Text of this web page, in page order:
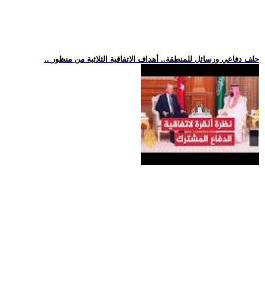
.. حلف دفاعي ورسائل للمنطقة.. أهداف الاتفاقية الثلاثية من منظور